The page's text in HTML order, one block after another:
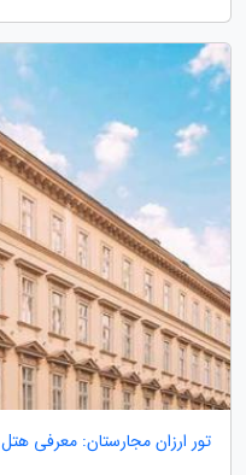
تور ارزان مجارستان: معرفی هتل 4 ستاره زنیت پالاس در بوداپست